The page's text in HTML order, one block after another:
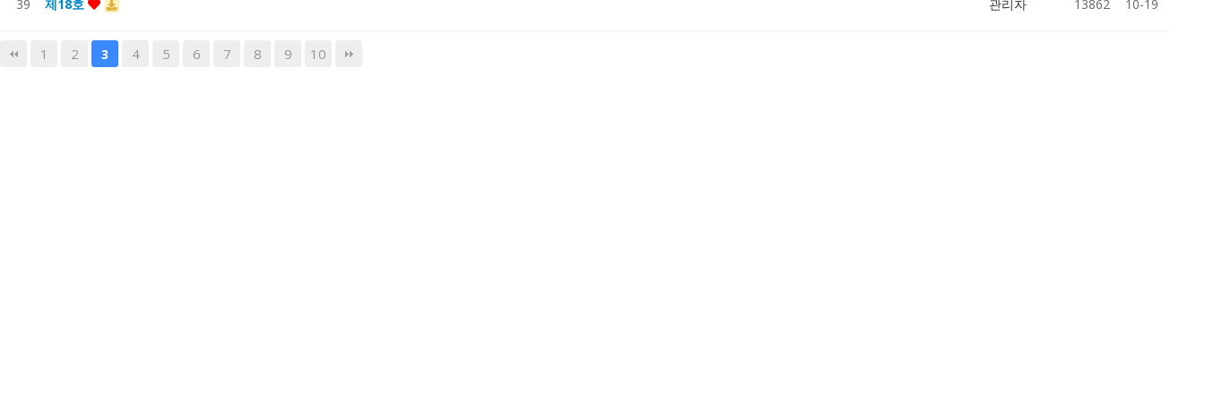
39 제18호 관리자 13862 10-19
1 2 3 4 5 6 7 8 9 10